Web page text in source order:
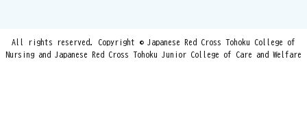
All rights reserved. Copyright © Japanese Red Cross Tohoku College of
Nursing and Japanese Red Cross Tohoku Junior College of Care and Welfare